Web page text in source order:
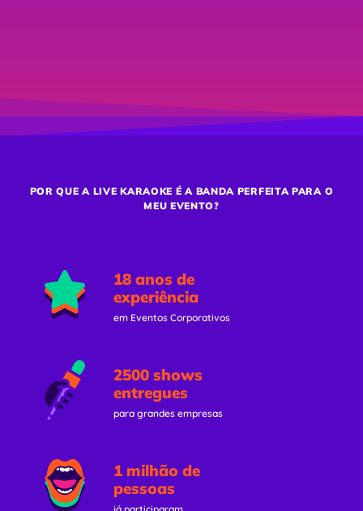
POR QUE A LIVE KARAOKE É A BANDA PERFEITA PARA O
MEU EVENTO?
18 anos de
experiência
em Eventos Corporativos
2500 shows
entregues
para grandes empresas
1 milhão de
pessoas